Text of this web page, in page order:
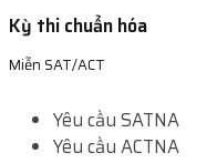
Kỳ thi chuẩn hóa
Miễn SAT/ACT
Yêu cầu SATNA
Yêu cầu ACTNA